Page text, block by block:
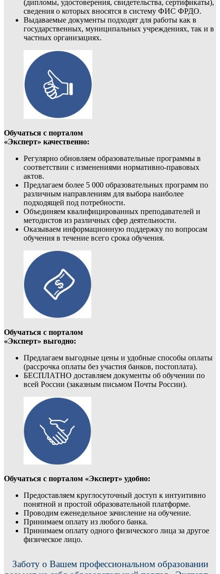
(дипломы, удостоверения, свидетельства, сертификаты),
сведения о которых вносятся в систему ФИС ФРДО.
Выдаваемые документы подходят для работы как в
государственных, муниципальных учреждениях, так и в
частных организациях.
Обучаться с порталом
«Эксперт» качественно:
Регулярно обновляем образовательные программы в
соответствии с изменениями нормативно-правовых
актов.
Предлагаем более 5 000 образовательных программ по
различным направлениям для выбора наиболее
подходящей под потребности.
Объединяем квалифицированных преподавателей и
методистов из различных сфер деятельности.
Оказываем информационную поддержку по вопросам
обучения в течение всего срока обучения.
Обучаться с порталом
«Эксперт» выгодно:
Предлагаем выгодные цены и удобные способы оплаты
(рассрочка оплаты без участия банков, постоплата).
БЕСПЛАТНО доставляем документы об обучении по
всей России (заказным письмом Почты России).
Обучаться с порталом «Эксперт» удобно:
Предоставляем круглосуточный доступ к интуитивно
понятной и простой образовательной платформе.
Проводим еженедельное зачисление на обучение.
Принимаем оплату из любого банка.
Принимаем оплату одного физического лица за другое
физическое лицо.
Заботу о Вашем профессиональном образовании